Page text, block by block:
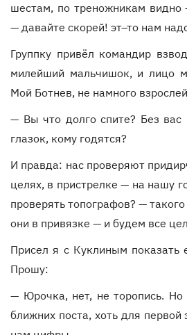
шестам, по треножникам
— давайте скорей! эт–то нам
Группку привёл командир
милейший мальчишок, и лицо
Мой Ботнев, не намного
— Вы что долго спите? Без
глазок, кому годятся?
И правда: нас проверяют
целях, в пристрелке — на нашу
проверять топографов? —
они в привязке — и будем все
Присел я с Куклиным показать
Прошу:
— Юрочка, нет, не торопись. Но
ближних поста, хоть для первой